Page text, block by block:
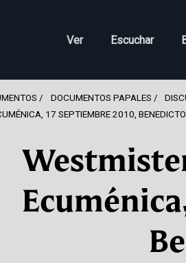
Ver Escuchar
DOCUMENTOS PAPALES
17 SEPTIEMBRE 2010,